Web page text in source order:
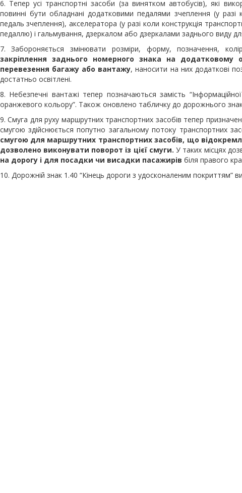
6. Тепер усі транспортні засоби (за винятком автобусів), які
повинні бути обладнані додатковими педалями зчеплення (у разі
педаль зчеплення), акселератора (у разі коли конструкція
педаллю) і гальмування, дзеркалом або дзеркалами заднього виду для
7. Забороняється змінювати розміри, форму, позначення,
закріплення заднього номерного знака на
перевезення багажу або вантажу, наносити на них додаткові
достатньо освітлені.
8. Небезпечні вантажі тепер позначаються замість
оранжевого кольору”. Також оновлено табличку до дорожнього
9. Смуга для руху маршрутних транспортних засобів тепер
смугою здійснюється попутно загальному потоку транспортних
смугою для маршрутних транспортних засобів, що
дозволено виконувати поворот із цієї смуги. У таких місцях
на дорогу і для посадки чи висадки пасажирів біля правого
10. Дорожній знак 1.40 “Кінець дороги з удосконаленим покриттям”